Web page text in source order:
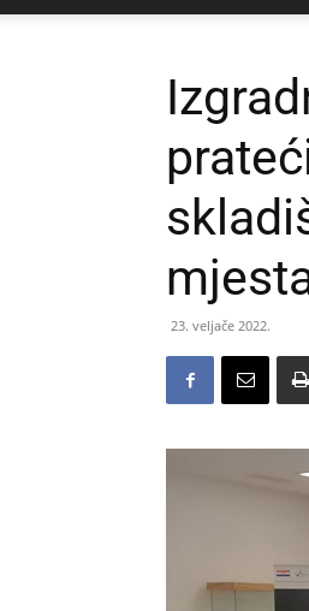
23. veljače 2022.